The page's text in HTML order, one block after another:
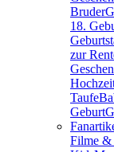
Bruder
18.
zur
Taufe
Geburt
Filme &